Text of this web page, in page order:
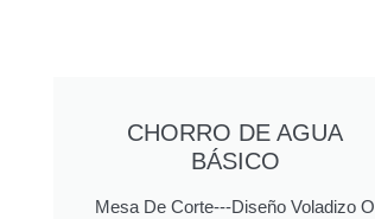
CHORRO DE AGUA
BÁSICO
Mesa De Corte---Diseño Voladizo O